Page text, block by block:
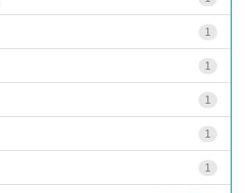
1
1
1
1
1